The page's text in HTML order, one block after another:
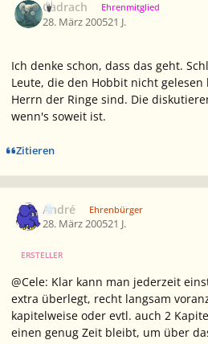
Cadrach Ehrenmitglied
28. März 200521 J.
Ich denke schon, dass das geht.
Leute, die den Hobbit nicht gelesen
Herrn der Ringe sind. Die
wenn's soweit ist.
Zitieren
André Ehrenbürger
28. März 200521 J.
ERSTELLER
@Cele: Klar kann man jederzeit
extra überlegt, recht langsam
kapitelweise oder evtl. auch 2
einen genug Zeit bleibt, um über